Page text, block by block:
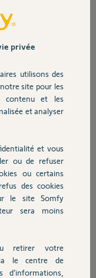
derrière le
V 250 est trop
faible pour faire passer
confortablement un fil de
2 x 0,75 mm2 et d'ailleurs
ce serait mieux
dissimuler le câble
et le câble de
à la platine de rue.
de fil d'alim
épaisse qui gène la
merdique
NO) et qui va sur les
quoi ? Il ouvre la
clair...
privée
utilisons des
site pour les
contenu et les
et analyser
et vous
ou de refuser
ou certains
des cookies
le site Somfy
sera moins
retirer votre
le centre de